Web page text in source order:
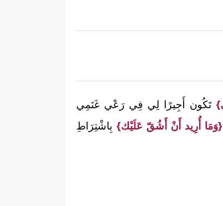
تَكُون أَجِيرًا لِي فِي رَعْي غَنَمِي
{وَمَا أُرِيد أَنْ أَشُقّ عَلَيْك} بِاشْتِرَاطِ